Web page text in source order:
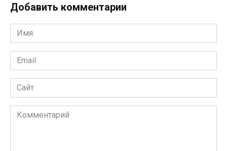
Добавить комментарии
Имя
Email
Сайт
Комментарий